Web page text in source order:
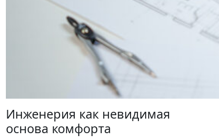
Инженерия как невидимая
основа комфорта